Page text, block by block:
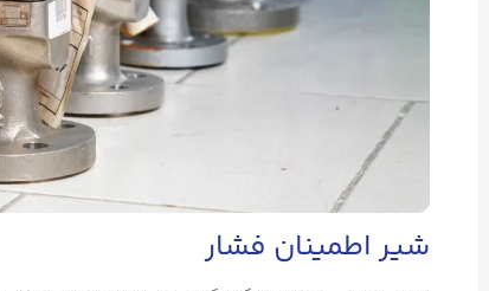
شیر اطمینان فشار